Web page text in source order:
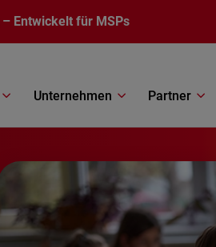
– Entwickelt für MSPs
Unternehmen Partner